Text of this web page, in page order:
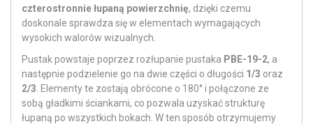
czterostronnie łupaną powierzchnię, dzięki czemu
doskonale sprawdza się w elementach wymagających
wysokich walorów wizualnych.
Pustak powstaje poprzez rozłupanie pustaka PBE-19-2, a
następnie podzielenie go na dwie części o długości 1/3 oraz
2/3 . Elementy te zostają obrócone o 180° i połączone ze
sobą gładkimi ściankami, co pozwala uzyskać strukturę
łupaną po wszystkich bokach. W ten sposób otrzymujemy